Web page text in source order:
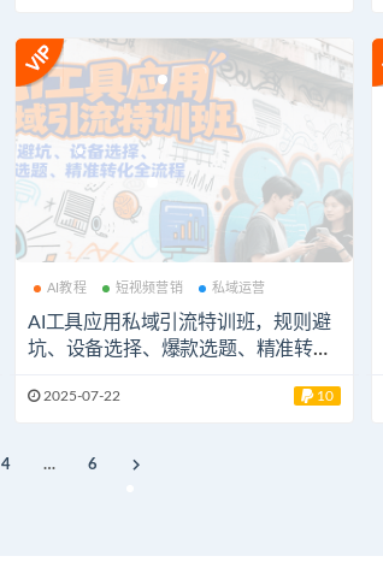
AI教程 短视频营销 私域运营
AI工具应用私域引流特训班，规则避
坑、设备选择、爆款选题、精准转化
2025-07-22 10
4 … 6